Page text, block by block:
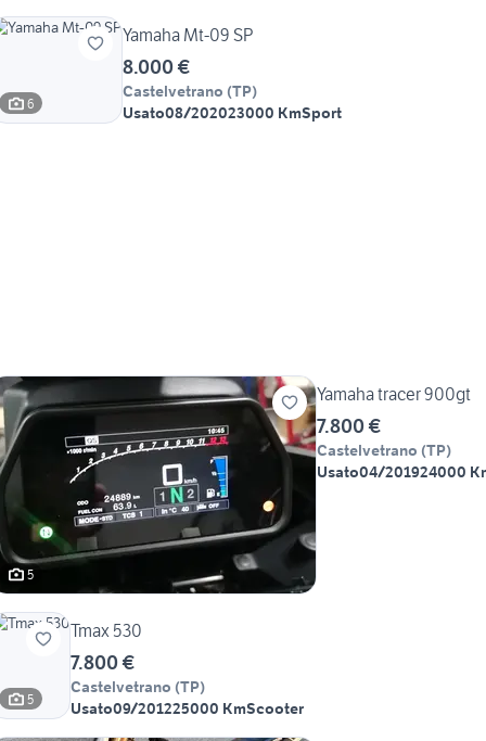
6
Yamaha Mt-09 SP
8.000 €
Castelvetrano (TP)
Usato08/202023000 KmSport
5
Yamaha tracer 900gt
7.800 €
Castelvetrano (TP)
Usato04/201924000
5
Tmax 530
7.800 €
Castelvetrano (TP)
Usato09/201225000 KmScooter